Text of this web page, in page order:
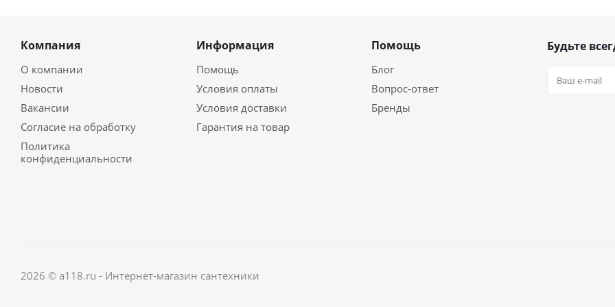
Компания
О компании
Новости
Вакансии
Согласие на обработку
Политика
конфиденциальности
Информация
Помощь
Условия оплаты
Условия доставки
Гарантия на товар
Помощь
Блог
Вопрос-ответ
Бренды
Будьте
2026 © a118.ru - Интернет-магазин сантехники